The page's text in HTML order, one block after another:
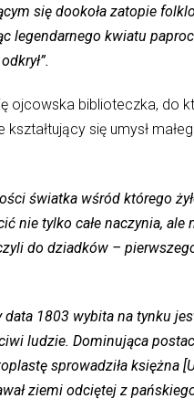
się dookoła zatopie
legendarnego kwiatu
ojcowska biblioteczka, do
się umysł
światka wśród którego
nie tylko całe naczynia, ale
do dziadków –
data 1803 wybita na tynku
ludzie. Dominująca
sprowadziła księżna
ziemi odciętej z